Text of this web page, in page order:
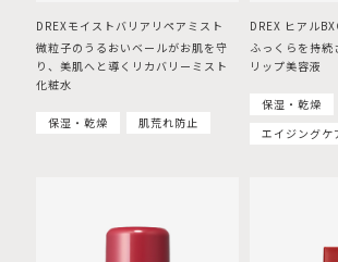
DREXモイストバリアリペアミスト
微粒子のうるおいベールがお肌を守
り、美肌へと導くリカバリーミスト
化粧水
保湿・乾燥 肌荒れ防止
DREX ヒアル
ふっくらを持続
リップ美容液
保湿・乾燥
エイジングケ